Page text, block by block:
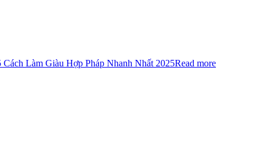
Cách Làm Giàu Hợp Pháp Nhanh Nhất 2025Read more